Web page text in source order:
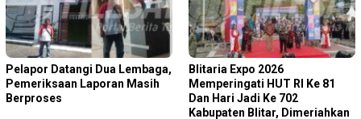
Pelapor Datangi Dua Lembaga,
Pemeriksaan Laporan Masih
Berproses
Blitaria Expo 2026
Memperingati HUT RI Ke 81
Dan Hari Jadi Ke 702
Kabupaten Blitar, Dimeriahkan